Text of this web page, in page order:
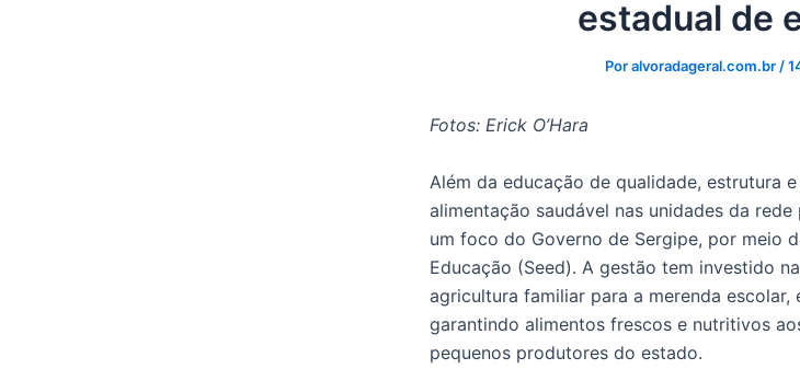
estadual de
Poralvoradageral.com.br /
Fotos: Erick O’Hara
Além da educação de qualidade, estrutura
alimentação saudável nas unidades da
um foco do Governo de Sergipe, por meio
Educação (Seed). A gestão tem investido
agricultura familiar para a merenda
garantindo alimentos frescos e nutritivos
pequenos produtores do estado.